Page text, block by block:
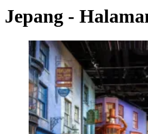
Jepang -